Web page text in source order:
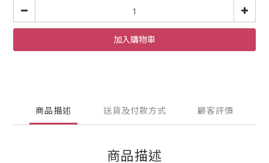
加入購物車
商品描述 送貨及付款方式 顧客評價
商品描述